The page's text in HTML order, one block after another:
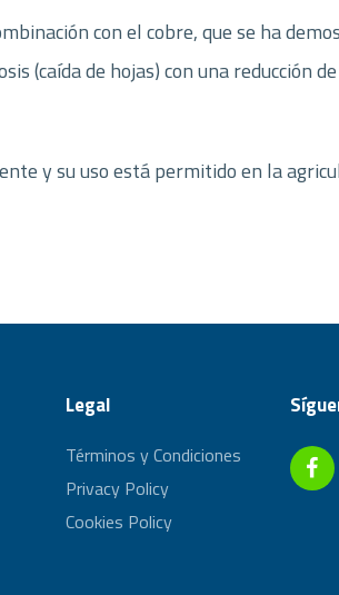
con el cobre, que se ha
(caída de hojas) con una reducción
y su uso está permitido en la
Legal
Términos y Condiciones
Privacy Policy
Cookies Policy